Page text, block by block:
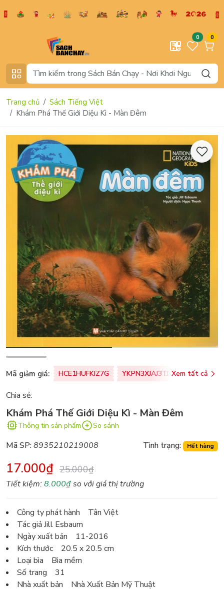
0 0
Trang chủ
Sách Tiếng Việt
Khám Phá Thế Giới Diệu Kì - Màn Đêm
Mã giảm giá: HCE1HUFKIZ7G YKPN3XJAJ3TJ Xem tất cả
Chia sẻ:
Khám Phá Thế Giới Diệu Kì - Màn Đêm
Thông tin sản phẩm So sánh
Mã SP:8935210219008 Tình trạng: Hết hàng
17.000₫ 25.000₫
Tiết kiệm:8.000₫so với giá thị trường
Công ty phát hành Tân Việt
Tác giả Jill Esbaum
Ngày xuất bản 11-2016
Kích thước 20.5 x 20.5 cm
Loại bìa Bìa mềm
Số trang 31
Nhà xuất bản Nhà Xuất Bản Mỹ Thuật